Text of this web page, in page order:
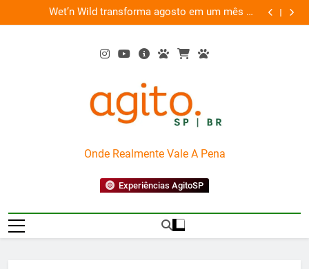
to
Wet’n Wild transforma agosto em um mês de
diversão e conexão
“Led
AgitoSP
Onde Realmente Vale A Pena
Experiências AgitoSP